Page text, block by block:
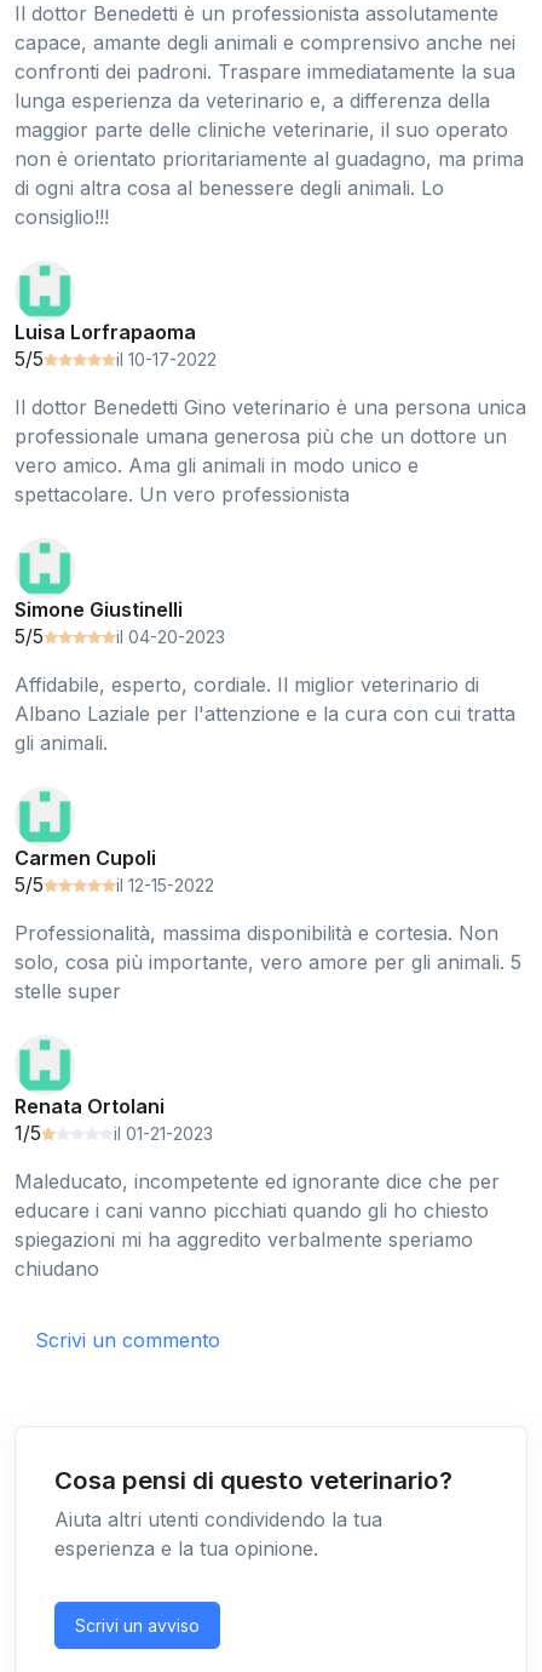
Il dottor Benedetti è un professionista assolutamente
capace, amante degli animali e comprensivo anche nei
confronti dei padroni. Traspare immediatamente la sua
lunga esperienza da veterinario e, a differenza della
maggior parte delle cliniche veterinarie, il suo operato
non è orientato prioritariamente al guadagno, ma prima
di ogni altra cosa al benessere degli animali. Lo
consiglio!!!
Luisa Lorfrapaoma
5/5
il 10-17-2022
Il dottor Benedetti Gino veterinario è una persona unica
professionale umana generosa più che un dottore un
vero amico. Ama gli animali in modo unico e
spettacolare. Un vero professionista
Simone Giustinelli
5/5
il 04-20-2023
Affidabile, esperto, cordiale. Il miglior veterinario di
Albano Laziale per l'attenzione e la cura con cui tratta
gli animali.
Carmen Cupoli
5/5
il 12-15-2022
Professionalità, massima disponibilità e cortesia. Non
solo, cosa più importante, vero amore per gli animali. 5
stelle super
Renata Ortolani
1/5
il 01-21-2023
Maleducato, incompetente ed ignorante dice che per
educare i cani vanno picchiati quando gli ho chiesto
spiegazioni mi ha aggredito verbalmente speriamo
chiudano
Scrivi un commento
Cosa pensi di questo veterinario?
Aiuta altri utenti condividendo la tua
esperienza e la tua opinione.
Scrivi un avviso